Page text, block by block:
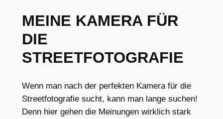
MEINE KAMERA FÜR
DIE
STREETFOTOGRAFIE
Wenn man nach der perfekten Kamera für die
Streetfotografie sucht, kann man lange suchen!
Denn hier gehen die Meinungen wirklich stark